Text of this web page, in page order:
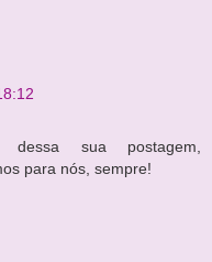
sua postagem,
para nós, sempre!